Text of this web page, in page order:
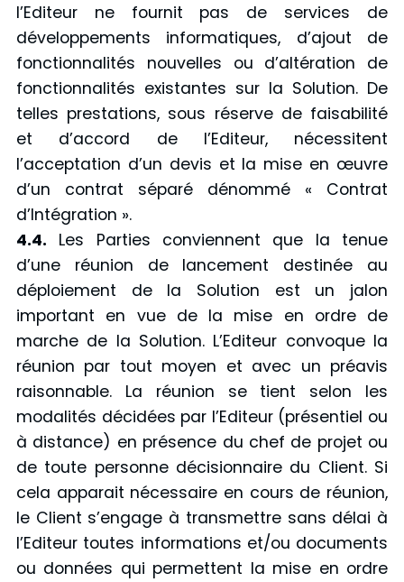
l’Editeur ne fournit pas de services de
développements informatiques, d’ajout de
fonctionnalités nouvelles ou d’altération de
fonctionnalités existantes sur la Solution. De
telles prestations, sous réserve de faisabilité
et d’accord de l’Editeur, nécessitent
l’acceptation d’un devis et la mise en œuvre
d’un contrat séparé dénommé « Contrat
d’Intégration ».
4.4. Les Parties conviennent que la tenue
d’une réunion de lancement destinée au
déploiement de la Solution est un jalon
important en vue de la mise en ordre de
marche de la Solution. L’Editeur convoque la
réunion par tout moyen et avec un préavis
raisonnable. La réunion se tient selon les
modalités décidées par l’Editeur (présentiel ou
à distance) en présence du chef de projet ou
de toute personne décisionnaire du Client. Si
cela apparait nécessaire en cours de réunion,
le Client s’engage à transmettre sans délai à
l’Editeur toutes informations et/ou documents
ou données qui permettent la mise en ordre